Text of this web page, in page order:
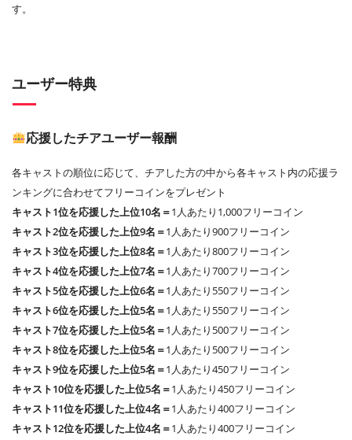
す。
ユーザー特典
応援したチアユーザー報酬
各キャストの順位に応じて、チアした方の中から各キャスト内の応援ラ
ンキングに合わせてフリーコインをプレゼント
キャスト1位を応援した上位10名＝1人あたり1,000フリーコイン
キャスト2位を応援した上位9名＝1人あたり900フリーコイン
キャスト3位を応援した上位8名＝1人あたり800フリーコイン
キャスト4位を応援した上位7名＝1人あたり700フリーコイン
キャスト5位を応援した上位6名＝1人あたり550フリーコイン
キャスト6位を応援した上位5名＝1人あたり550フリーコイン
キャスト7位を応援した上位5名＝1人あたり500フリーコイン
キャスト8位を応援した上位5名＝1人あたり500フリーコイン
キャスト9位を応援した上位5名＝1人あたり450フリーコイン
キャスト10位を応援した上位5名＝1人あたり450フリーコイン
キャスト11位を応援した上位4名＝1人あたり400フリーコイン
キャスト12位を応援した上位4名＝1人あたり400フリーコイン